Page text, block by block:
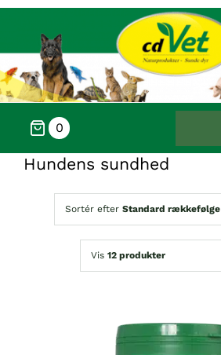
content
FORSIDE
VÆLG PRODUKTER
WEBSHOP
KUNDESERVICE
0
Hundens sundhed
Sortér efter Standard rækkefølge
Vis 12 produkter